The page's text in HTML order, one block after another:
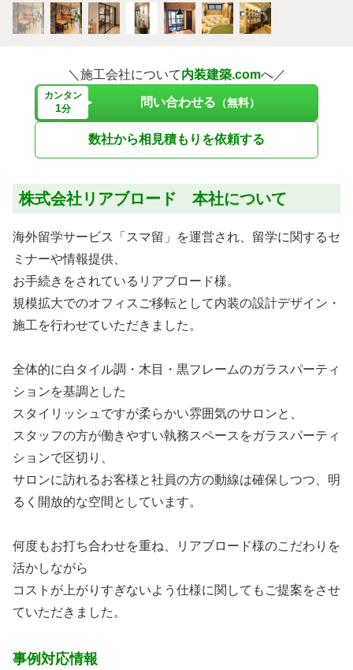
＼施工会社について内装建築.comへ／
カンタン
1分 問い合わせる （無料）
数社から相見積もりを依頼する
株式会社リアブロード 本社について
海外留学サービス「スマ留」を運営され、留学に関するセ
ミナーや情報提供、
お手続きをされているリアブロード様。
規模拡大でのオフィスご移転として内装の設計デザイン・
施工を行わせていただきました。
全体的に白タイル調・木目・黒フレームのガラスパーティ
ションを基調とした
スタイリッシュですが柔らかい雰囲気のサロンと、
スタッフの方が働きやすい執務スペースをガラスパーティ
ションで区切り、
サロンに訪れるお客様と社員の方の動線は確保しつつ、明
るく開放的な空間としています。
何度もお打ち合わせを重ね、リアブロード様のこだわりを
活かしながら
コストが上がりすぎないよう仕様に関してもご提案をさせ
ていただきました。
事例対応情報